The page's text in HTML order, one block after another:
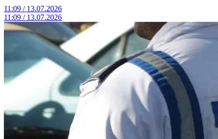
11:09 / 13.07.2026
11:09 / 13.07.2026